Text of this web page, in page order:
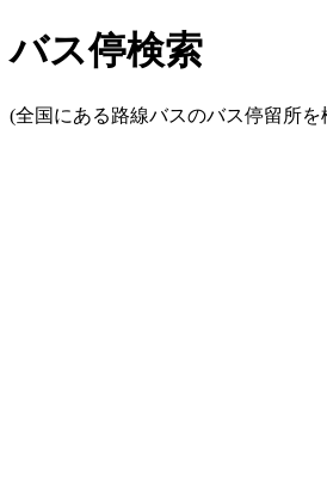
バス停検索
(全国にある路線バスのバス停留所